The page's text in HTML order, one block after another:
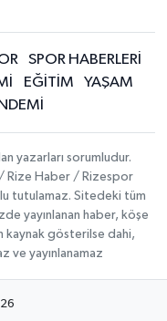
SPOR HABERLERİ
EĞİTİM
YAŞAM
yazarları sorumludur.
/ Rize Haber / Rizespor
tutulamaz. Sitedeki tüm
yayınlanan haber, köşe
kaynak gösterilse dahi,
ve yayınlanamaz